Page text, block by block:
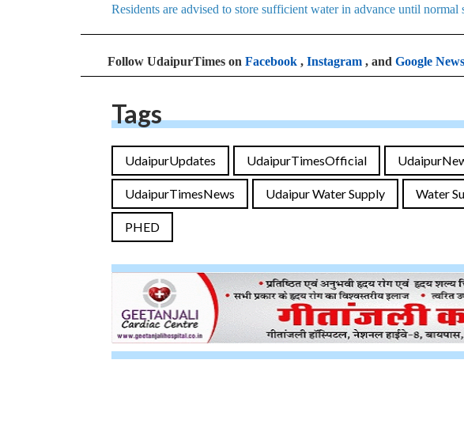
Residents are advised to store sufficient water in advance until normal
Follow UdaipurTimes on Facebook , Instagram , and Google News
Tags
UdaipurUpdates UdaipurTimesOfficial
UdaipurTimesNews Udaipur Water Supply Water
PHED